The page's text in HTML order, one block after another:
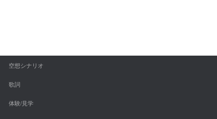
空想シナリオ
歌詞
体験/見学